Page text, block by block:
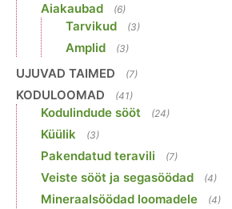
Aiakaubad (6)
Tarvikud (3)
Amplid (3)
UJUVAD TAIMED (7)
KODULOOMAD (41)
Kodulindude sööt (24)
Küülik (3)
Pakendatud teravili (7)
Veiste sööt ja segasöödad (4)
Mineraalsöödad loomadele (4)